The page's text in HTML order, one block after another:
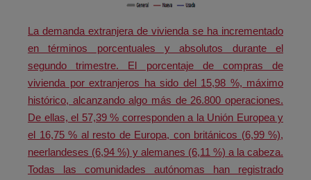
La demanda extranjera de vivienda se ha incrementado
en términos porcentuales y absolutos durante el
segundo trimestre. El porcentaje de compras de
vivienda por extranjeros ha sido del 15,98 %, máximo
histórico, alcanzando algo más de 26.800 operaciones.
De ellas, el 57,39 % corresponden a la Unión Europea y
el 16,75 % al resto de Europa, con británicos (6,99 %),
neerlandeses (6,94 %) y alemanes (6,11 %) a la cabeza.
Todas las comunidades autónomas han registrado